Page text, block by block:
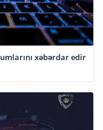
xəbərdar edir